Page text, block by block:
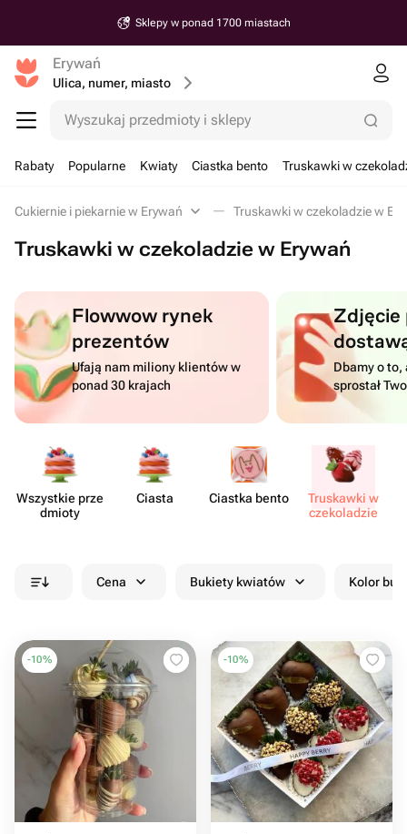
Sklepy w ponad 1700 miastach
Erywań
Ulica, numer, miasto
Wyszukaj przedmioty i sklepy
Rabaty Popularne Kwiaty Ciastka bento Truskawki w
Cukiernie i piekarnie w Erywań Truskawki w czekoladzie w
Truskawki w czekoladzie w Erywań
Flowwow rynek
prezentów
Ufają nam miliony klientów w
ponad 30 krajach
Dbamy o to,
sprostał
Wszystkie prze​
dmioty
Ciasta Ciastka bento
Truskawki w
czeko​ladzie
Cena Bukiety kwiatów Kolor
-10% -10%